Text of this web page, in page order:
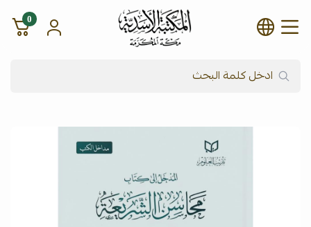
شركة المكتبة الأسدية للنشر
0